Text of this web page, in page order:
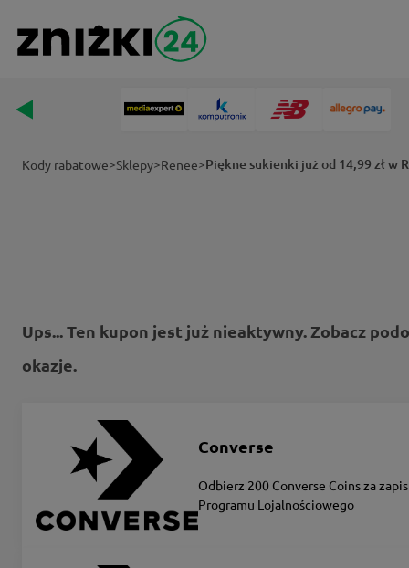
Kody rabatowe>Sklepy>Renee>Piękne sukienki już od 14,99 zł w
Ups... Ten kupon jest już nieaktywny. Zobacz
okazje.
Converse
Odbierz 200 Converse Coins za
Programu Lojalnościowego